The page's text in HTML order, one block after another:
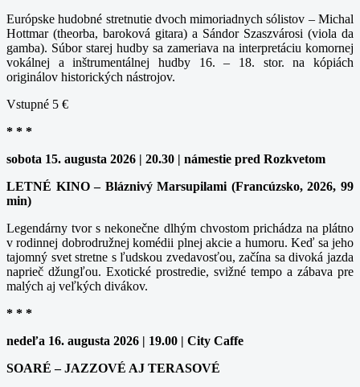
Európske hudobné stretnutie dvoch mimoriadnych sólistov – Michal
Hottmar (theorba, baroková gitara) a Sándor Szaszvárosi (viola da
gamba). Súbor starej hudby sa zameriava na interpretáciu komornej
vokálnej a inštrumentálnej hudby 16. – 18. stor. na kópiách
originálov historických nástrojov.
Vstupné 5 €
* * *
sobota 15. augusta 2026 | 20.30 | námestie pred Rozkvetom
LETNÉ KINO – Bláznivý Marsupilami (Francúzsko, 2026, 99
min)
Legendárny tvor s nekonečne dlhým chvostom prichádza na plátno
v rodinnej dobrodružnej komédii plnej akcie a humoru. Keď sa jeho
tajomný svet stretne s ľudskou zvedavosťou, začína sa divoká jazda
naprieč džungľou. Exotické prostredie, svižné tempo a zábava pre
malých aj veľkých divákov.
* * *
nedeľa 16. augusta 2026 | 19.00 | City Caffe
SOARÉ – JAZZOVÉ AJ TERASOVÉ